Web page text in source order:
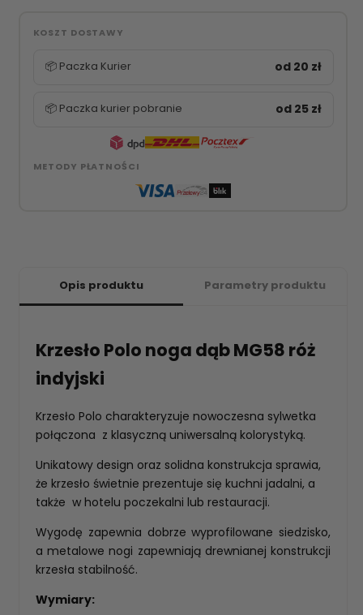
KOSZT DOSTAWY
📦 Paczka Kurier od 20 zł
📦 Paczka kurier pobranie od 25 zł
METODY PŁATNOŚCI
Opis produktu Parametry produktu
Krzesło Polo noga dąb MG58 róż
indyjski
Krzesło Polo charakteryzuje nowoczesna sylwetka
połączona z klasyczną uniwersalną kolorystyką.
Unikatowy design oraz solidna konstrukcja sprawia,
że krzesło świetnie prezentuje się kuchni jadalni, a
także w hotelu poczekalni lub restauracji.
Wygodę zapewnia dobrze wyprofilowane siedzisko,
a metalowe nogi zapewniają drewnianej konstrukcji
krzesła stabilność.
Wymiary: